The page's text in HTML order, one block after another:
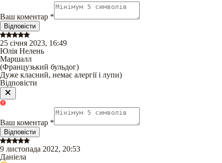
Ваш коментар *
Відповісти
25 січня 2023, 16:49
Юлія Нелень
Маршалл
(Французький бульдог)
Дуже класний, немає алергії і лупи)
Відповісти
Ваш коментар *
Відповісти
9 листопада 2022, 20:53
Даніела